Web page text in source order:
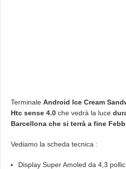
TerminaleAndroid Ice Cream
Htc sense 4.0 che vedrà la luce
Barcellona che si terrà a fine
Vediamo la scheda tecnica :
Display Super Amoled da 4,3